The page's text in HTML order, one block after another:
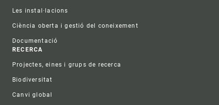
Les instal·lacions
Ciència oberta i gestió del coneixement
Documentació
RECERCA
Projectes, eines i grups de recerca
Biodiversitat
Canvi global